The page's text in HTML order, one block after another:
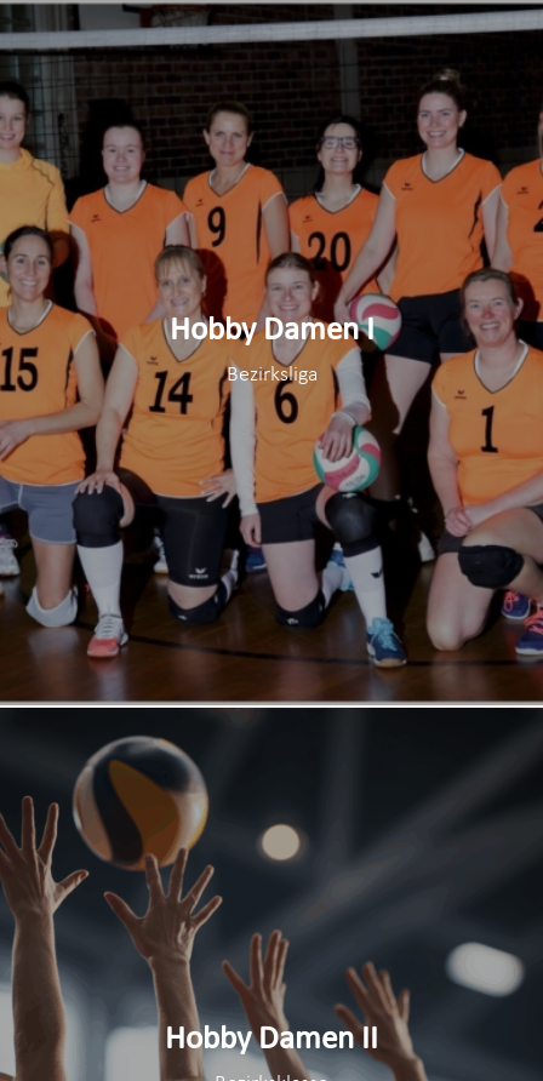
Hobby Damen I
Bezirksliga
Hobby Damen II